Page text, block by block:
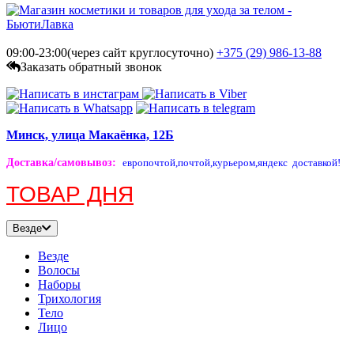
09:00-23:00(через сайт круглосуточно) +375 (29) 986-13-88
Заказать обратный звонок
Минск, улица Макаёнка, 12Б
Доставка/самовывоз: европочтой,почтой,курьером,яндекс доставкой!
ТОВАР ДНЯ
Везде
Везде
Волосы
Наборы
Трихология
Тело
Лицо